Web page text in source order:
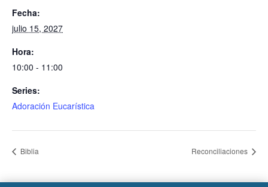
Fecha:
julio 15, 2027
Hora:
10:00 - 11:00
Series:
Adoración Eucarística
Biblia Reconciliaciones